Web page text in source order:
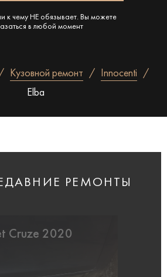
к чему НЕ обязывает. Вы можете
в любой момент
Кузовной ремонт
Innocenti
Elba
РЕМОНТЫ
Cruze 2020